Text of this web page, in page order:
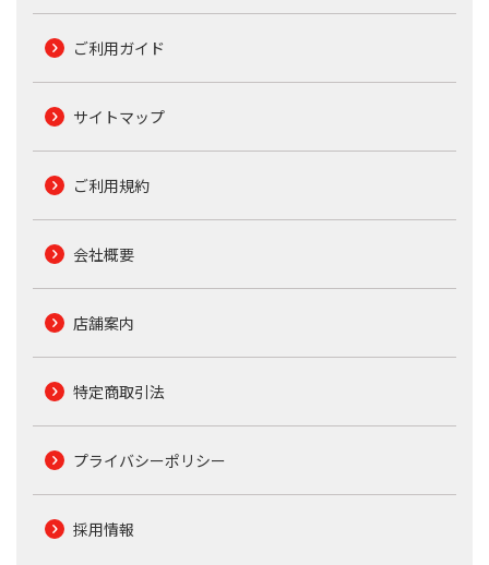
ご利用ガイド
サイトマップ
ご利用規約
会社概要
店舗案内
特定商取引法
プライバシーポリシー
採用情報